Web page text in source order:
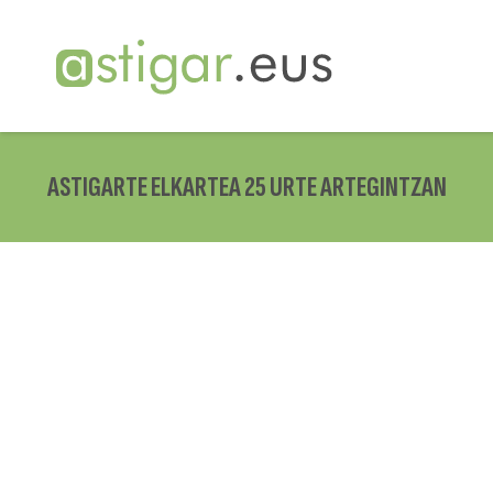
ASTIGARTE ELKARTEA 25 URTE ARTEGINTZAN